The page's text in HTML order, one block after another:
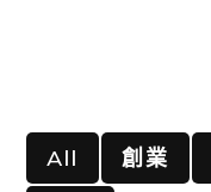
All 創業